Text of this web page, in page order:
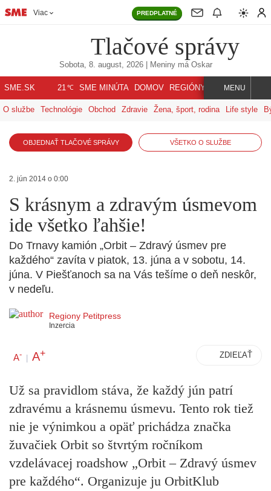
Viac PREDPLATNÉ
Tlačové správy
Sobota, 8. august, 2026| Meniny má Oskar
SME.SK 21℃ SME MINÚTA DOMOV REGIÓNY INDEX SVET
MENU
O službe Technológie Obchod Zdravie Žena, šport, rodina Life style
OBJEDNAŤ TLAČOVÉ SPRÁVY VŠETKO O SLUŽBE
2. jún 2014 o 0:00
S krásnym a zdravým úsmevom
ide všetko ľahšie!
Do Trnavy kamión „Orbit – Zdravý úsmev pre
každého“ zavíta v piatok, 13. júna a v sobotu, 14.
júna. V Piešťanoch sa na Vás tešíme o deň neskôr,
v nedeľu.
Regiony Petitpress
Inzercia
A- | A+ ZDIEĽAŤ
Už sa pravidlom stáva, že každý jún patrí
zdravému a krásnemu úsmevu. Tento rok tiež
nie je výnimkou a opäť prichádza značka
žuvačiek Orbit so štvrtým ročníkom
vzdelávacej roadshow „Orbit – Zdravý úsmev
pre každého“. Organizuje ju OrbitKlub